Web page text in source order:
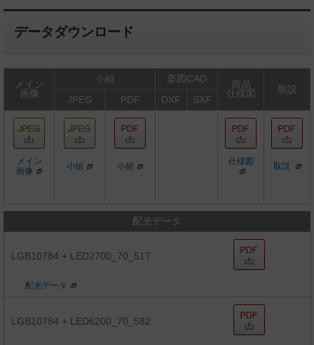
データダウンロード
メイン
画像
小組 姿図CAD
商品
仕様図
取説
JPEG
PDF DXF SXF
メイン
画像
小組 小組 仕様図 取説
配光データ
LGB10784 + LED2700_70_517
配光データ
LGB10784 + LED6200_70_582